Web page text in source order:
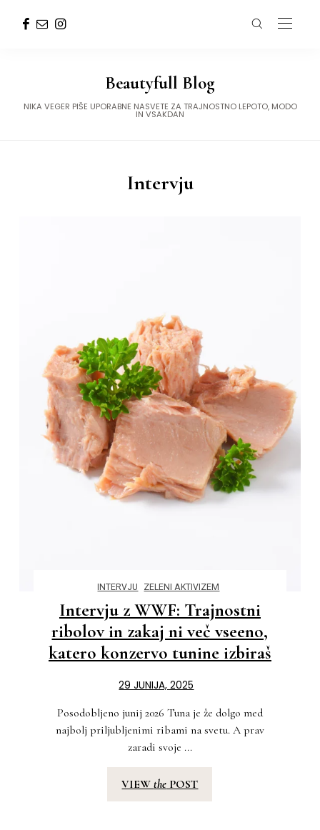
Beautyfull Blog
NIKA VEGER PIŠE UPORABNE NASVETE ZA TRAJNOSTNO LEPOTO, MODO
IN VSAKDAN
Intervju
INTERVJU ZELENI AKTIVIZEM
Intervju z WWF: Trajnostni
ribolov in zakaj ni več vseeno,
katero konzervo tunine izbiraš
29 JUNIJA, 2025
Posodobljeno junij 2026 Tuna je že dolgo med
najbolj priljubljenimi ribami na svetu. A prav
zaradi svoje ...
VIEWthe POST